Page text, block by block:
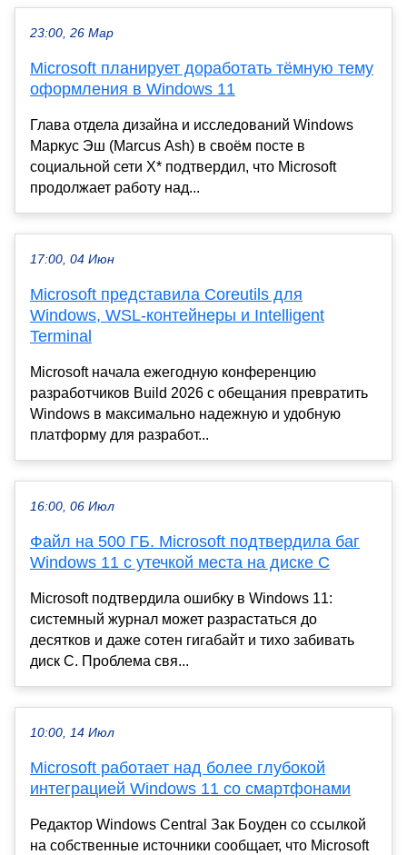
23:00, 26 Мар
Microsoft планирует доработать тёмную тему
оформления в Windows 11
Глава отдела дизайна и исследований Windows
Маркус Эш (Marcus Ash) в своём посте в
социальной сети X* подтвердил, что Microsoft
продолжает работу над...
17:00, 04 Июн
Microsoft представила Coreutils для
Windows, WSL-контейнеры и Intelligent
Terminal
Microsoft начала ежегодную конференцию
разработчиков Build 2026 с обещания превратить
Windows в максимально надежную и удобную
платформу для разработ...
16:00, 06 Июл
Файл на 500 ГБ. Microsoft подтвердила баг
Windows 11 с утечкой места на диске C
Microsoft подтвердила ошибку в Windows 11:
системный журнал может разрастаться до
десятков и даже сотен гигабайт и тихо забивать
диск C. Проблема свя...
10:00, 14 Июл
Microsoft работает над более глубокой
интеграцией Windows 11 со смартфонами
Редактор Windows Central Зак Боуден со ссылкой
на собственные источники сообщает, что Microsoft